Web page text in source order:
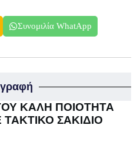
Συνομιλία WhatApp
ΚΑΛΉ ΠΟΙΌΤΗΤΑ
ΤΑΚΤΙΚΌ ΣΑΚΊΔΙΟ